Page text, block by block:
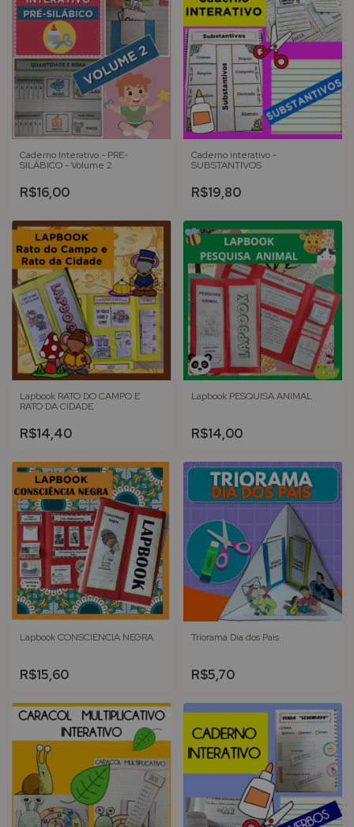
Caderno Interativo - PRÉ-
SILÁBICO - Volume 2
R$16,00
Caderno interativo -
SUBSTANTIVOS
R$19,80
Lapbook RATO DO CAMPO E
RATO DA CIDADE
R$14,40
Lapbook PESQUISA ANIMAL
R$14,00
Lapbook CONSCIÊNCIA NEGRA
R$15,60
Triorama Dia dos Pais
R$5,70